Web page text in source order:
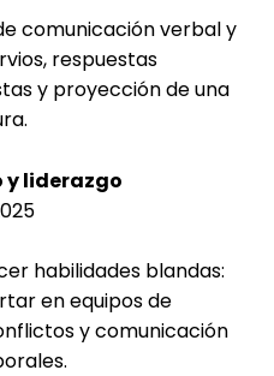
comunicación verbal y
respuestas
y proyección de una
y liderazgo
habilidades blandas:
en equipos de
y comunicación